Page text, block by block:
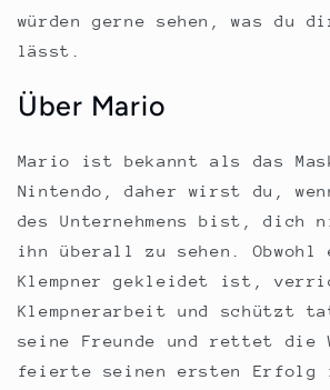
würden gerne sehen, was du
lässt.
Über Mario
Mario ist bekannt als das
Nintendo, daher wirst du,
des Unternehmens bist, dich
ihn überall zu sehen. Obwohl
Klempner gekleidet ist,
Klempnerarbeit und schützt
seine Freunde und rettet die
feierte seinen ersten Erfolg